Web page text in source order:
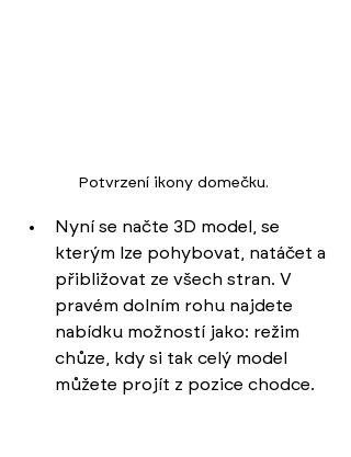
Potvrzení ikony domečku.
Nyní se načte 3D model, se
kterým lze pohybovat, natáčet a
přibližovat ze všech stran. V
pravém dolním rohu najdete
nabídku možností jako: režim
chůze, kdy si tak celý model
můžete projít z pozice chodce.